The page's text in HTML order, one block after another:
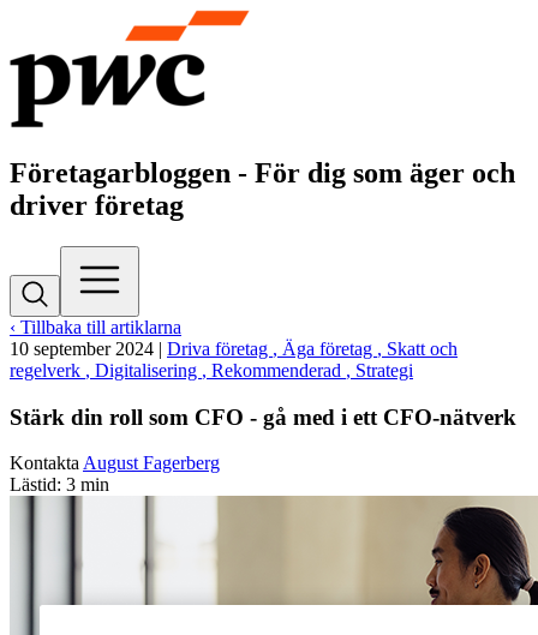
Företagarbloggen - För dig som äger och
driver företag
‹ Tillbaka till artiklarna
10 september 2024 | Driva företag , Äga företag , Skatt och
regelverk , Digitalisering , Rekommenderad , Strategi
Stärk din roll som CFO - gå med i ett CFO-nätverk
Kontakta August Fagerberg
Lästid: 3 min